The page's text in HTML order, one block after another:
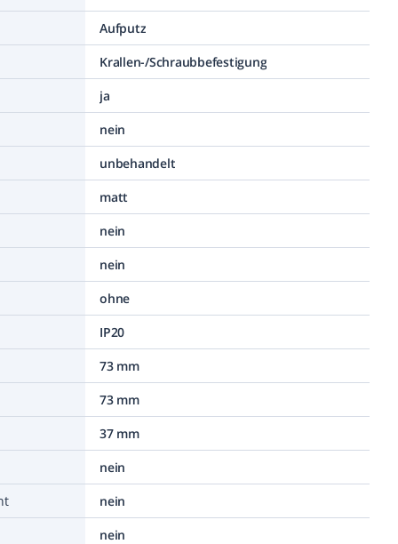
Aufputz
Krallen-/Schraubbefestigung
ja
nein
unbehandelt
matt
nein
nein
ohne
IP20
73 mm
73 mm
37 mm
nein
nein
nein